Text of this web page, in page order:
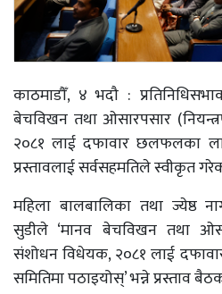
काठमाडौँ, ४ भदौ :
बेचविखन तथा ओसारपसार
२०८१ लाई दफावार छलफलका
प्रस्तावलाई सर्वसहमतिले स्वीकृत
महिला बालबालिका तथा ज्येष्ठ
सुडीले ‘मानव बेचविखन तथा
संशोधन विधेयक, २०८१ लाई
समितिमा पठाइयोस्’ भन्ने प्रस्ताव